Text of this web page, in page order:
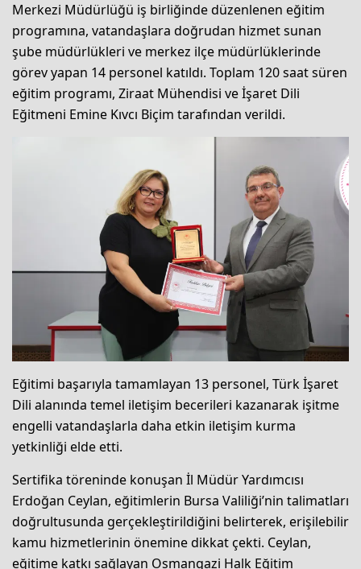
Merkezi Müdürlüğü iş birliğinde düzenlenen eğitim
programına, vatandaşlara doğrudan hizmet sunan
şube müdürlükleri ve merkez ilçe müdürlüklerinde
görev yapan 14 personel katıldı. Toplam 120 saat süren
eğitim programı, Ziraat Mühendisi ve İşaret Dili
Eğitmeni Emine Kıvcı Biçim tarafından verildi.
Eğitimi başarıyla tamamlayan 13 personel, Türk İşaret
Dili alanında temel iletişim becerileri kazanarak işitme
engelli vatandaşlarla daha etkin iletişim kurma
yetkinliği elde etti.
Sertifika töreninde konuşan İl Müdür Yardımcısı
Erdoğan Ceylan, eğitimlerin Bursa Valiliği’nin talimatları
doğrultusunda gerçekleştirildiğini belirterek, erişilebilir
kamu hizmetlerinin önemine dikkat çekti. Ceylan,
eğitime katkı sağlayan Osmangazi Halk Eğitim